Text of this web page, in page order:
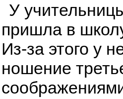
У
пришла в
Из-за этого у
ношение